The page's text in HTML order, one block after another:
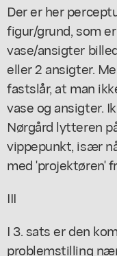
Der er her
figur/grund, som
vase/ansigter
eller 2 ansigter.
fastslår, at man
vase og ansigter.
Nørgård lytteren
vippepunkt, især
med 'projektøren'
III
I 3. sats er den
problemstilling